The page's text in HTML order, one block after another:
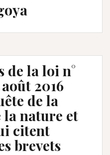
de la loi n°
2016
de la
nature et
citent
brevets